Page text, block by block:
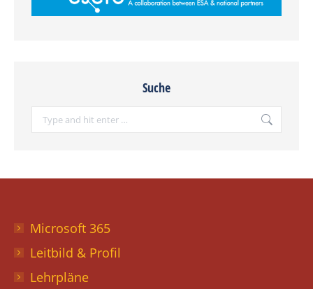
Suche
Search:
Microsoft 365
Leitbild & Profil
Lehrpläne